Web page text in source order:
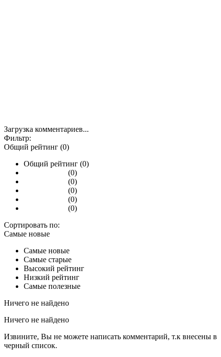
Загрузка комментариев...
Фильтр:
Общий рейтинг (0)
Общий рейтинг (0)
(0)
(0)
(0)
(0)
(0)
Сортировать по:
Самые новые
Самые новые
Самые старые
Высокий рейтинг
Низкий рейтинг
Самые полезные
Ничего не найдено
Ничего не найдено
Извините, Вы не можете написать комментарий, т.к внесены в
черный список.